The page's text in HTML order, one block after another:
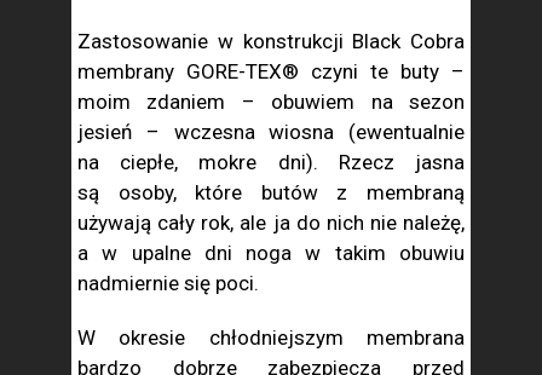
Zastosowanie w konstrukcji Black Cobra
membrany GORE-TEX® czyni te buty –
moim zdaniem – obuwiem na sezon
jesień – wczesna wiosna (ewentualnie
na ciepłe, mokre dni). Rzecz jasna
są osoby, które butów z membraną
używają cały rok, ale ja do nich nie należę,
a w upalne dni noga w takim obuwiu
nadmiernie się poci.
W okresie chłodniejszym membrana
bardzo dobrze zabezpiecza przed